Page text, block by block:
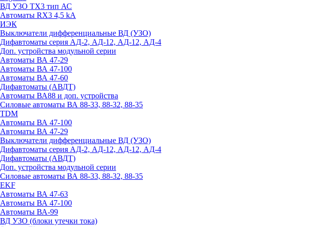
ВД УЗО TX3 тип АС
Автоматы RX3 4,5 kA
ИЭК
Выключатели дифференциальные ВД (УЗО)
Дифавтоматы серия АД-2, АД-12, АД-12, АД-4
Доп. устройства модульной серии
Автоматы ВА 47-29
Автоматы ВА 47-100
Автоматы ВА 47-60
Дифавтоматы (АВДТ)
Автоматы ВА88 и доп. устройства
Силовые автоматы ВА 88-33, 88-32, 88-35
TDM
Автоматы ВА 47-100
Автоматы ВА 47-29
Выключатели дифференциальные ВД (УЗО)
Дифавтоматы серия АД-2, АД-12, АД-12, АД-4
Дифавтоматы (АВДТ)
Доп. устройства модульной серии
Силовые автоматы ВА 88-33, 88-32, 88-35
EKF
Автоматы ВА 47-63
Автоматы ВА 47-100
Автоматы ВА-99
ВД УЗО (блоки утечки тока)